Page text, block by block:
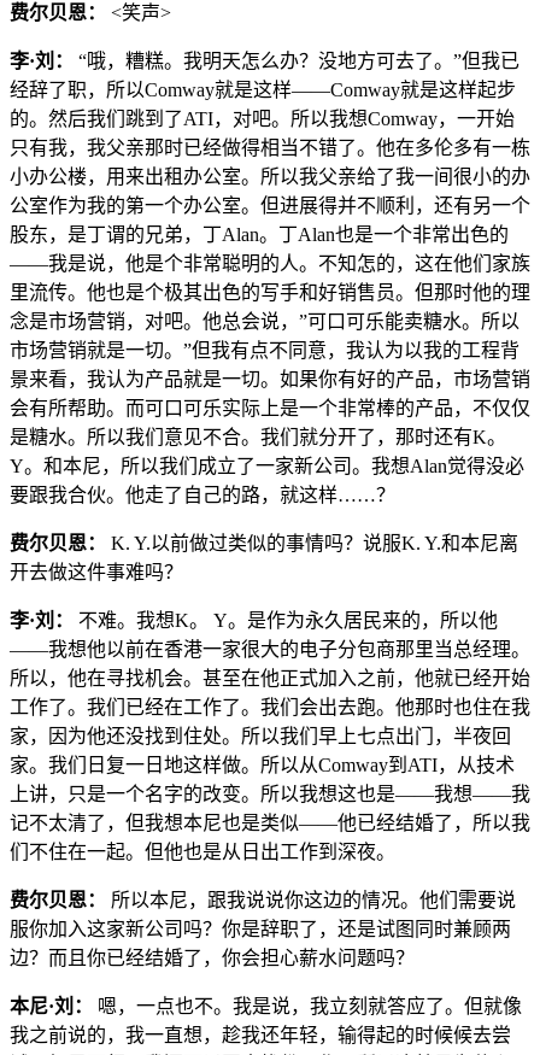
费尔贝恩： <笑声>
李·刘：
“哦，糟糕。我明天怎么办？没地方可去了。”但我已
经辞了职，所以Comway就是这样——Comway就是这样起步
的。然后我们跳到了ATI，对吧。所以我想Comway，一开始
只有我，我父亲那时已经做得相当不错了。他在多伦多有一栋
小办公楼，用来出租办公室。所以我父亲给了我一间很小的办
公室作为我的第一个办公室。但进展得并不顺利，还有另一个
股东，是丁谓的兄弟，丁Alan。丁Alan也是一个非常出色的
——我是说，他是个非常聪明的人。不知怎的，这在他们家族
里流传。他也是个极其出色的写手和好销售员。但那时他的理
念是市场营销，对吧。他总会说，”可口可乐能卖糖水。所以
市场营销就是一切。”但我有点不同意，我认为以我的工程背
景来看，我认为产品就是一切。如果你有好的产品，市场营销
会有所帮助。而可口可乐实际上是一个非常棒的产品，不仅仅
是糖水。所以我们意见不合。我们就分开了，那时还有K。
Y。和本尼，所以我们成立了一家新公司。我想Alan觉得没必
要跟我合伙。他走了自己的路，就这样……？
费尔贝恩：
K. Y.以前做过类似的事情吗？说服K. Y.和本尼离
开去做这件事难吗？
李·刘：
不难。我想K。 Y。是作为永久居民来的，所以他
——我想他以前在香港一家很大的电子分包商那里当总经理。
所以，他在寻找机会。甚至在他正式加入之前，他就已经开始
工作了。我们已经在工作了。我们会出去跑。他那时也住在我
家，因为他还没找到住处。所以我们早上七点出门，半夜回
家。我们日复一日地这样做。所以从Comway到ATI，从技术
上讲，只是一个名字的改变。所以我想这也是——我想——我
记不太清了，但我想本尼也是类似——他已经结婚了，所以我
们不住在一起。但他也是从日出工作到深夜。
费尔贝恩：
所以本尼，跟我说说你这边的情况。他们需要说
服你加入这家新公司吗？你是辞职了，还是试图同时兼顾两
边？而且你已经结婚了，你会担心薪水问题吗？
本尼·刘：
嗯，一点也不。我是说，我立刻就答应了。但就像
我之前说的，我一直想，趁我还年轻，输得起的时候候去尝